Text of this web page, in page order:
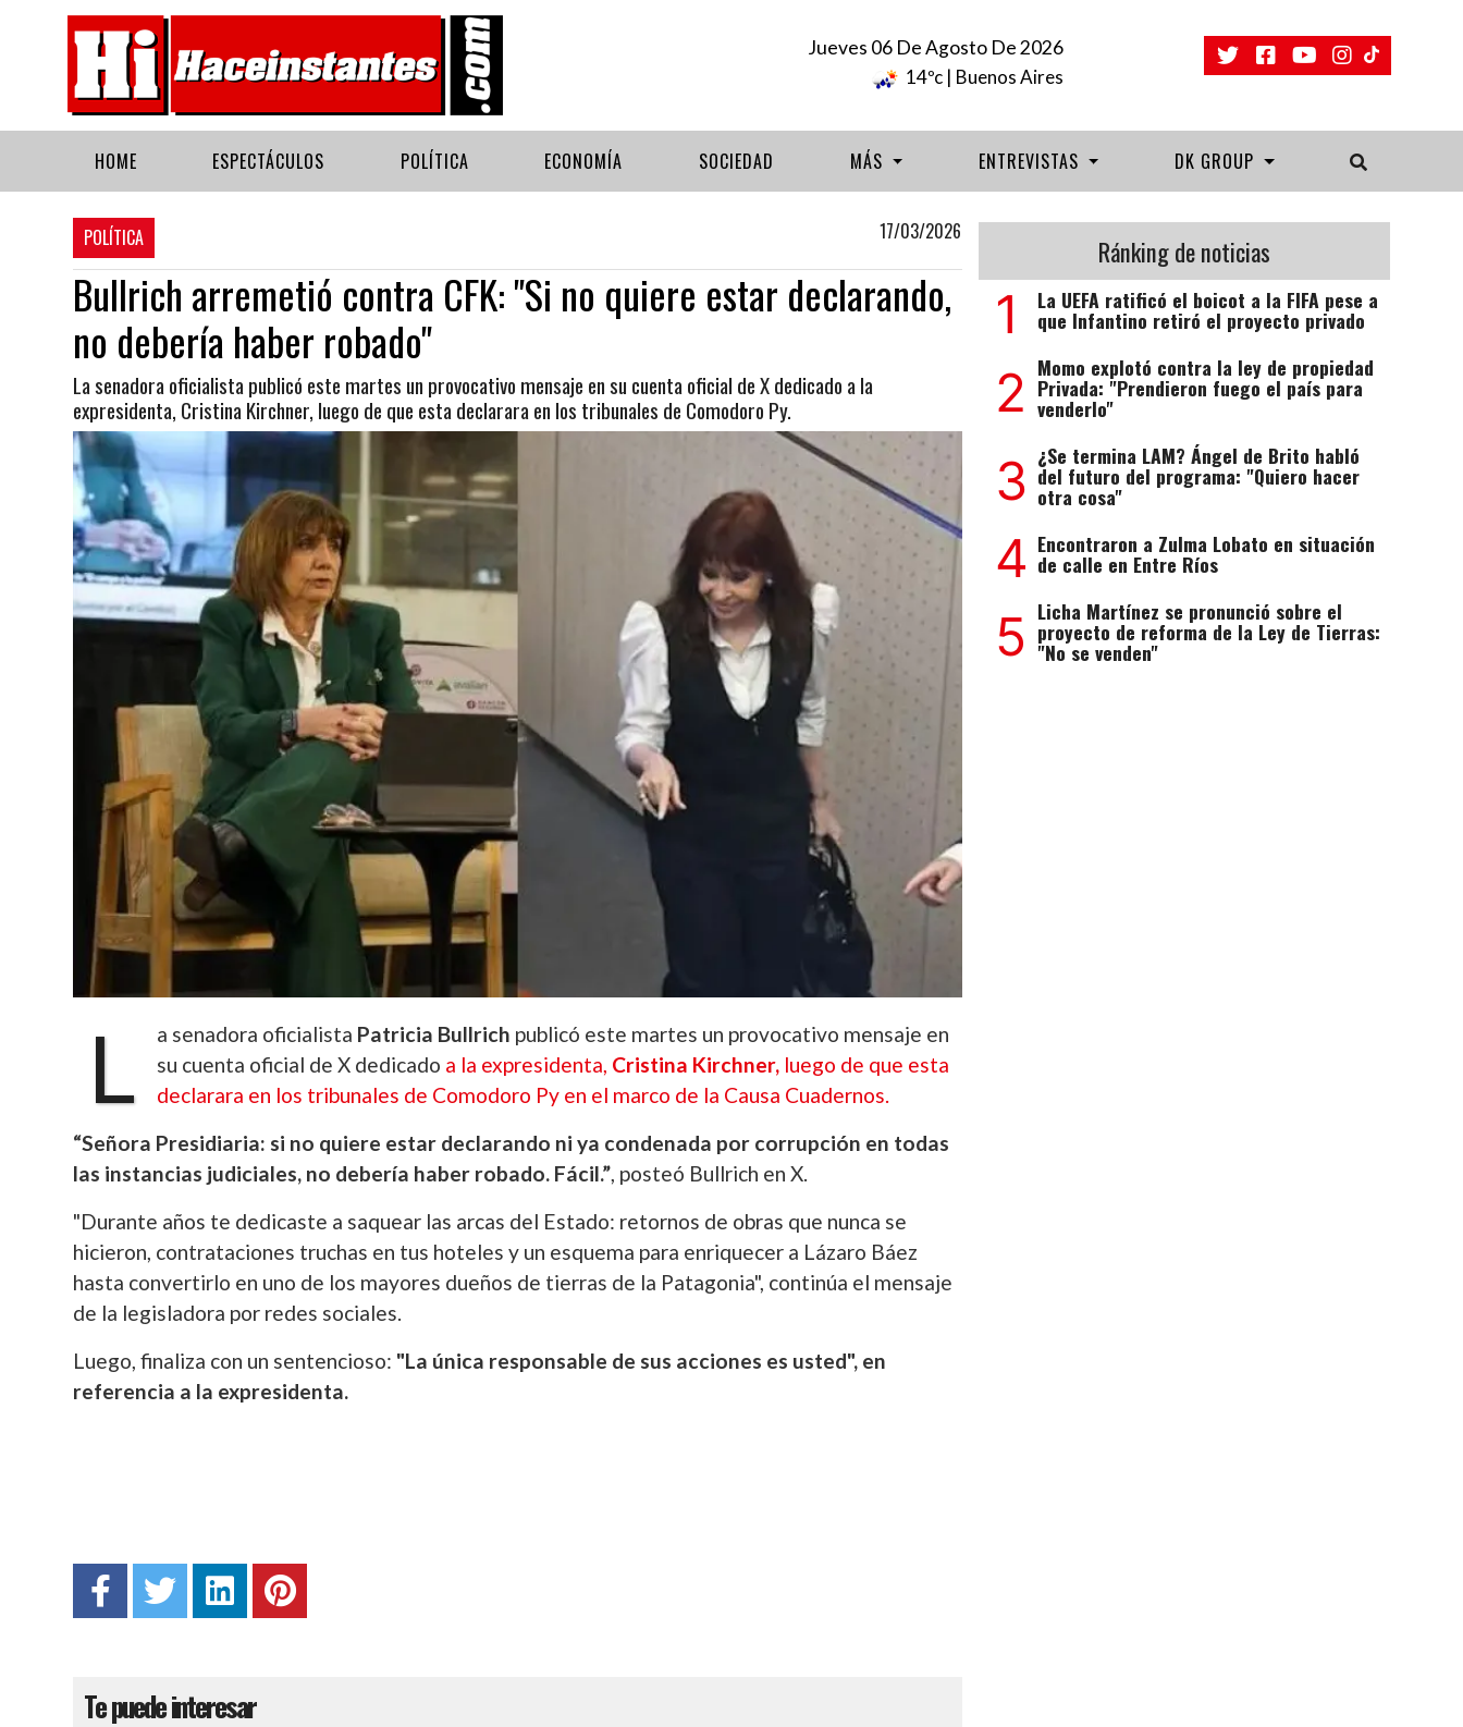
Jueves 06 De Agosto De 2026
14ºc | Buenos Aires
HOME ESPECTÁCULOS POLÍTICA ECONOMÍA SOCIEDAD MÁS ENTREVISTAS DK GROUP
POLÍTICA 17/03/2026
Bullrich arremetió contra CFK: "Si no quiere estar declarando,
no debería haber robado"
La senadora oficialista publicó este martes un provocativo mensaje en su cuenta oficial de X dedicado a la
expresidenta, Cristina Kirchner, luego de que esta declarara en los tribunales de Comodoro Py.
L a senadora oficialista Patricia Bullrich publicó este martes un provocativo mensaje en
su cuenta oficial de X dedicado a la expresidenta, Cristina Kirchner, luego de que esta
declarara en los tribunales de Comodoro Py en el marco de la Causa Cuadernos.
“Señora Presidiaria: si no quiere estar declarando ni ya condenada por corrupción en todas
las instancias judiciales, no debería haber robado. Fácil.”, posteó Bullrich en X.
"Durante años te dedicaste a saquear las arcas del Estado: retornos de obras que nunca se
hicieron, contrataciones truchas en tus hoteles y un esquema para enriquecer a Lázaro Báez
hasta convertirlo en uno de los mayores dueños de tierras de la Patagonia", continúa el mensaje
de la legisladora por redes sociales.
Luego, finaliza con un sentencioso: "La única responsable de sus acciones es usted", en
referencia a la expresidenta.
Te puede interesar
Ránking de noticias
1 La UEFA ratificó el boicot a la FIFA pese a
que Infantino retiró el proyecto privado
2 Momo explotó contra la ley de propiedad
Privada: "Prendieron fuego el país para
venderlo"
3 ¿Se termina LAM? Ángel de Brito habló
del futuro del programa: "Quiero hacer
otra cosa"
4 Encontraron a Zulma Lobato en situación
de calle en Entre Ríos
5 Licha Martínez se pronunció sobre el
proyecto de reforma de la Ley de Tierras:
"No se venden"